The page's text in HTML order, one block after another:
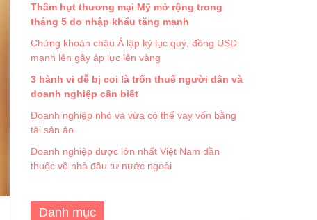
Thâm hụt thương mại Mỹ mở rộng trong
tháng 5 do nhập khẩu tăng mạnh
Chứng khoán châu Á lập kỷ lục quý, đồng USD
mạnh lên gây áp lực lên vàng
3 hành vi dễ bị coi là trốn thuế người dân và
doanh nghiệp cần biết
Doanh nghiệp nhỏ và vừa có thể vay vốn bằng
tài sản ảo
Doanh nghiệp dược lớn nhất Việt Nam dần
thuộc về nhà đầu tư nước ngoài
Danh mục